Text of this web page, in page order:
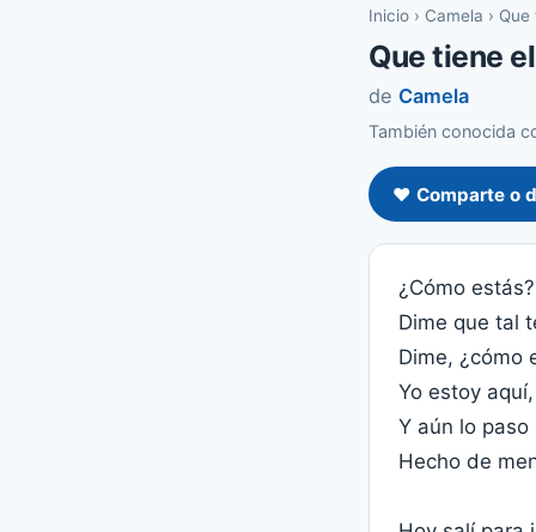
Inicio › Camela › Que
Que tiene
de Camela
También conocida
❤️ Comparte o
¿Cómo estás?
Dime que tal
Dime, ¿cómo
Yo estoy
Y aún lo paso
Hecho de